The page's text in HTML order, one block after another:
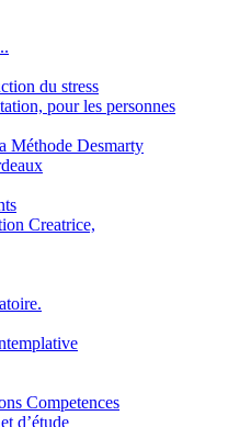
du stress
pour les personnes
Méthode Desmarty
Creatrice,
Competences
d’étude